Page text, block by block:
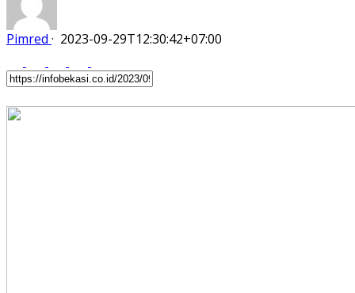
Pimred · 2023-09-29T12:30:42+07:00